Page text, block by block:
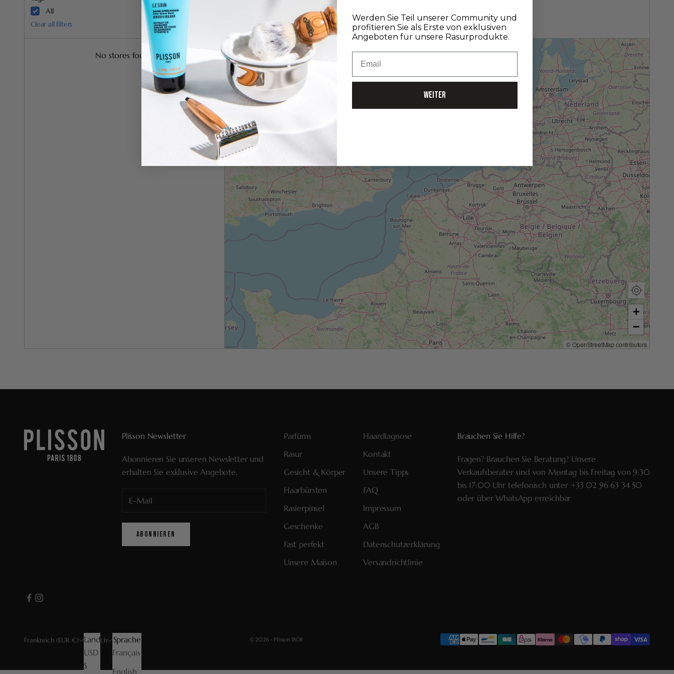
All
Clear all filters
No stores found
+
−
©OpenStreetMap contributors
Plisson Newsletter
Abonnieren Sie unseren Newsletter und
erhalten Sie exklusive Angebote.
ABONNIEREN
Parfüms
Rasur
Gesicht & Körper
Haarbürsten
Rasierpinsel
Geschenke
Fast perfekt
Unsere Maison
Haardiagnose
Kontakt
Unsere Tipps
FAQ
Impressum
AGB
Datenschutzerklärung
Versandrichtlinie
Brauchen Sie Hilfe?
Fragen? Brauchen Sie Beratung? Unsere
Verkaufsberater sind von Montag bis Freitag von 9:30
bis 17:00 Uhr telefonisch unter +33 02 96 63 34 50
oder überWhatsApp erreichbar
Frankreich (EUR €)
Land
USD
$
Deutsch
Sprache
Français
English
© 2026 - Plisson 1808
Werden Sie Teil unserer Community und
profitieren Sie als Erste von exklusiven
Angeboten für unsere Rasurprodukte.
WEITER